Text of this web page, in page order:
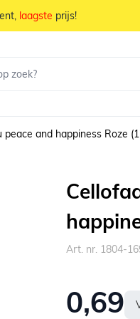
laagste prijs!
and happiness Roze
Art. nr. 1804-
0,69